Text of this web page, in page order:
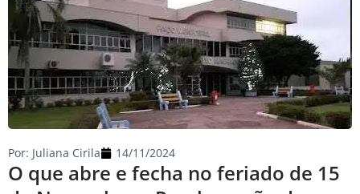
O que abre e fecha no feriado de 15
Por: Juliana Cirila 14/11/2024